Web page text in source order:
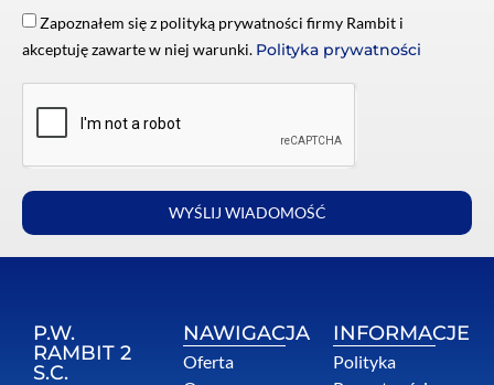
Zapoznałem się z polityką prywatności firmy Rambit i
akceptuję zawarte w niej warunki. Polityka prywatności
WYŚLIJ WIADOMOŚĆ
P.W.
RAMBIT 2
S.C.
NAWIGACJA
Oferta
INFORMACJE
Polityka